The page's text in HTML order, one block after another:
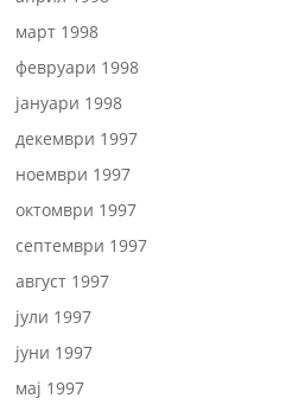
март 1998
февруари 1998
јануари 1998
декември 1997
ноември 1997
октомври 1997
септември 1997
август 1997
јули 1997
јуни 1997
мај 1997